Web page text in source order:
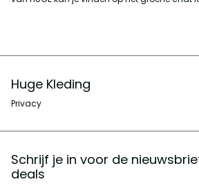
Huge Kleding
Privacy
Schrijf je in voor de
deals